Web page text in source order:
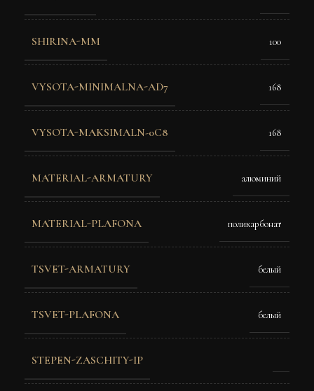
SHIRINA-MM 100
VYSOTA-MINIMALNA-AD7 168
VYSOTA-MAKSIMALN-0C8 168
MATERIAL-ARMATURY алюминий
MATERIAL-PLAFONA поликарбонат
TSVET-ARMATURY белый
TSVET-PLAFONA белый
STEPEN-ZASCHITY-IP